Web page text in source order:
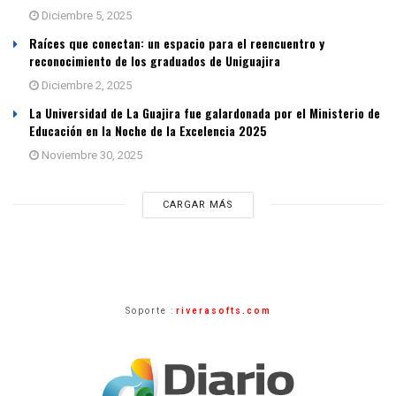
Diciembre 5, 2025
Raíces que conectan: un espacio para el reencuentro y
reconocimiento de los graduados de Uniguajira
Diciembre 2, 2025
La Universidad de La Guajira fue galardonada por el Ministerio de
Educación en la Noche de la Excelencia 2025
Noviembre 30, 2025
CARGAR MÁS
Soporte : riverasofts.com